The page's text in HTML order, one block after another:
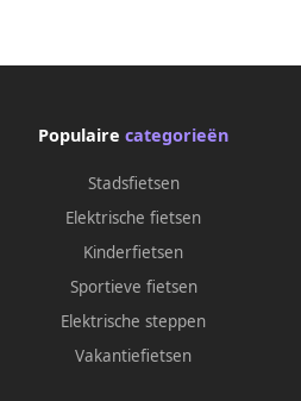
Schijfrem – Blauw
Populaire categorieën
Stadsfietsen
Elektrische fietsen
Kinderfietsen
Sportieve fietsen
Elektrische steppen
Vakantiefietsen